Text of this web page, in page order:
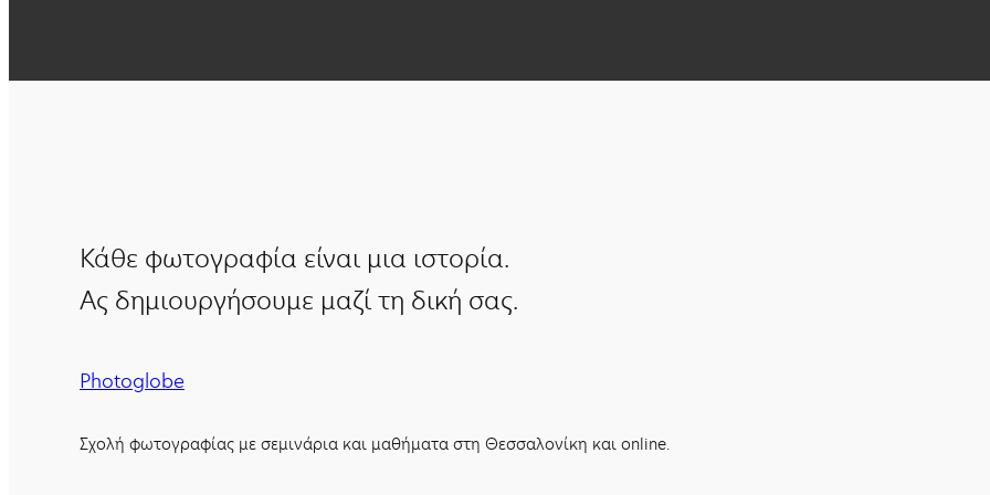
Κάθε φωτογραφία είναι μια ιστορία.
Ας δημιουργήσουμε μαζί τη δική σας.
Photoglobe
Σχολή φωτογραφίας με σεμινάρια και μαθήματα στη Θεσσαλονίκη και online.